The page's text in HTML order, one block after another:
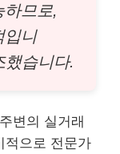
하므로,
입니
했습니다.
변의 실거래
적으로 전문가